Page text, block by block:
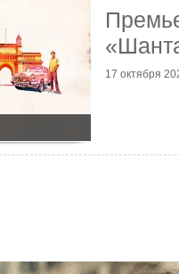
17 октября